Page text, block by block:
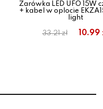
Żarówka LED UFO 15W
+ kabel w oplocie
light
33.21 zł 10.99